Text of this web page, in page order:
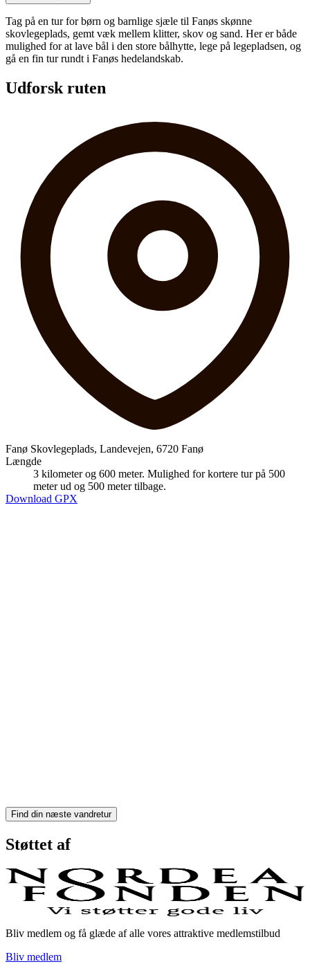
Tag på en tur for børn og barnlige sjæle til Fanøs skønne
skovlegeplads, gemt væk mellem klitter, skov og sand. Her er både
mulighed for at lave bål i den store bålhytte, lege på legepladsen, og
gå en fin tur rundt i Fanøs hedelandskab.
Udforsk ruten
Fanø Skovlegeplads, Landevejen, 6720 Fanø
Længde
3 kilometer og 600 meter. Mulighed for kortere tur på 500
meter ud og 500 meter tilbage.
Download GPX
Find din næste vandretur
Støttet af
Bliv medlem og få glæde af alle vores attraktive medlemstilbud
Bliv medlem